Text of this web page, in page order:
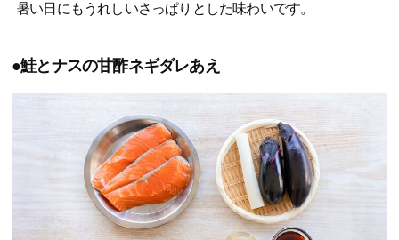
暑い日にもうれしいさっぱりとした味わいです。
●鮭とナスの甘酢ネギダレあえ